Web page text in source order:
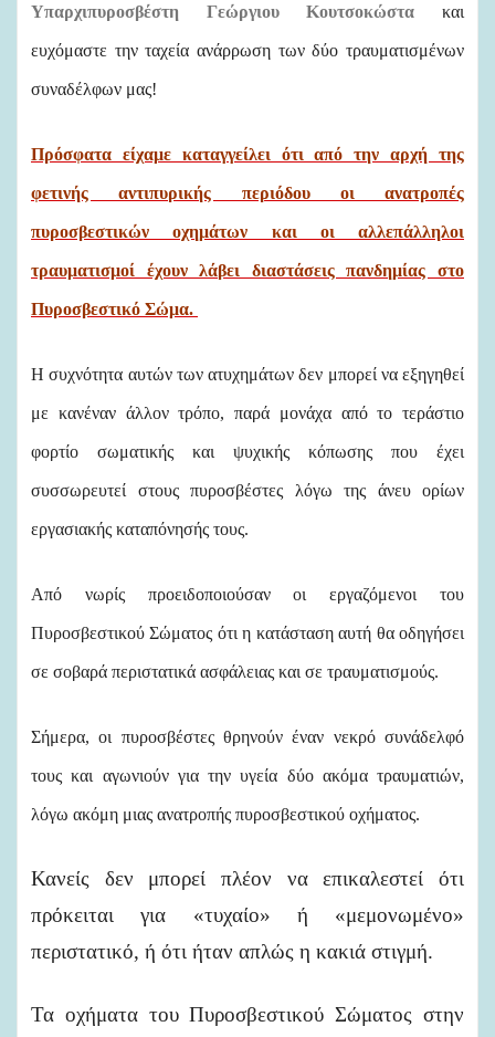
Υπαρχιπυροσβέστη Γεώργιου Κουτσοκώστα και
ευχόμαστε την ταχεία ανάρρωση των δύο τραυματισμένων
συναδέλφων μας!
Πρόσφατα είχαμε καταγγείλει ότι από την αρχή της
φετινής αντιπυρικής περιόδου οι ανατροπές
πυροσβεστικών οχημάτων και οι αλλεπάλληλοι
τραυματισμοί έχουν λάβει διαστάσεις πανδημίας στο
Πυροσβεστικό Σώμα.
Η συχνότητα αυτών των ατυχημάτων δεν μπορεί να εξηγηθεί
με κανέναν άλλον τρόπο, παρά μονάχα από το τεράστιο
φορτίο σωματικής και ψυχικής κόπωσης που έχει
συσσωρευτεί στους πυροσβέστες λόγω της άνευ ορίων
εργασιακής καταπόνησής τους.
Από νωρίς προειδοποιούσαν οι εργαζόμενοι του
Πυροσβεστικού Σώματος ότι η κατάσταση αυτή θα οδηγήσει
σε σοβαρά περιστατικά ασφάλειας και σε τραυματισμούς.
Σήμερα, οι πυροσβέστες θρηνούν έναν νεκρό συνάδελφό
τους και αγωνιούν για την υγεία δύο ακόμα τραυματιών,
λόγω ακόμη μιας ανατροπής πυροσβεστικού οχήματος.
Κανείς δεν μπορεί πλέον να επικαλεστεί ότι
πρόκειται για «τυχαίο» ή «μεμονωμένο»
περιστατικό, ή ότι ήταν απλώς η κακιά στιγμή.
Τα οχήματα του Πυροσβεστικού Σώματος στην